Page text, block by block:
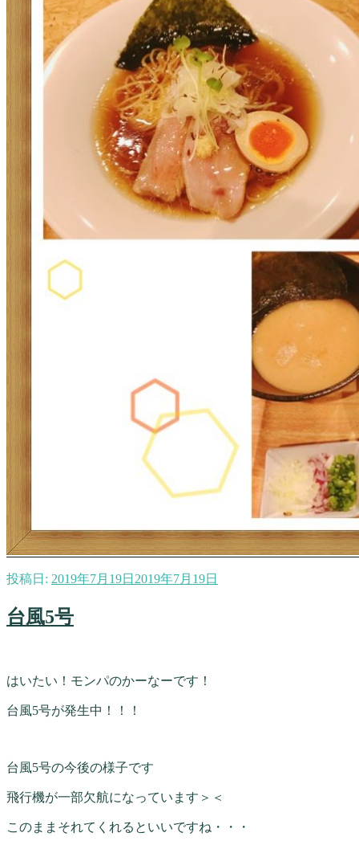
投稿日: 2019年7月19日 2019年7月19日
台風5号
はいたい！モンパのかーなーです！
台風5号が発生中！！！
台風5号の今後の様子です
飛行機が一部欠航になっています＞＜
このままそれてくれるといいですね・・・